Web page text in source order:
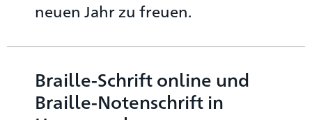
neuen Jahr zu freuen.
Braille-Schrift online und
Braille-Notenschrift in